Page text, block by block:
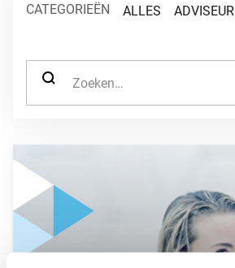
CATEGORIEËN ALLES ADVISEUR
ZOEK NAAR: